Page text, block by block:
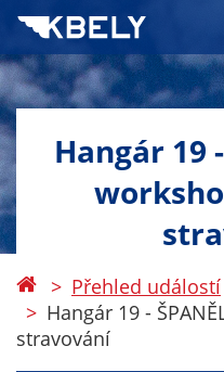
Hangár 19
Přehled událostí
Hangár 19 -
stravování